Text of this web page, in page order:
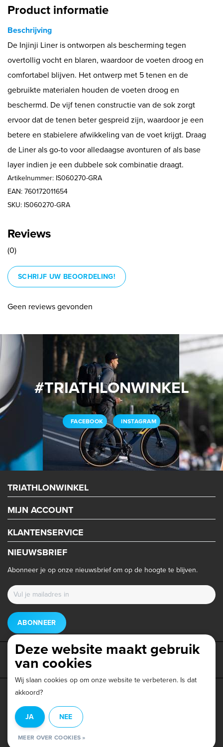
Product informatie
Beschrijving
De Injinji Liner is ontworpen als bescherming tegen
overtollig vocht en blaren, waardoor de voeten droog en
comfortabel blijven. Het ontwerp met 5 tenen en de
gebruikte materialen houden de voeten droog en
beschermd. De vijf tenen constructie van de sok zorgt
ervoor dat de tenen beter gespreid zijn, waardoor je een
betere en stabielere afwikkeling van de voet krijgt. Draag
de Liner als go-to voor alledaagse avonturen of als base
layer indien je een dubbele sok combinatie draagt.
Artikelnummer: IS060270-GRA
EAN: 760172011654
SKU: IS060270-GRA
Reviews
(0)
SCHRIJF UW BEOORDELING!
Geen reviews gevonden
#TRIATHLONWINKEL
FACEBOOK INSTAGRAM
TRIATHLONWINKEL
MIJN ACCOUNT
KLANTENSERVICE
NIEUWSBRIEF
Abonneer je op onze nieuwsbrief om op de hoogte te blijven.
ABONNEER
Privacy beleid
© Copyright 2026 - Triathlonwinkel.nl | Realisatie
Beoordeling opWebwinkel Keur
Deze website maakt gebruik
van cookies
Wij slaan cookies op om onze website te verbeteren. Is dat
akkoord?
JA NEE
MEER OVER COOKIES »